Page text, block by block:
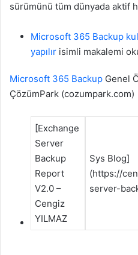
sürümünü tüm dünyada aktif
Microsoft 365 Backup
yapılır isimli makalemi
Microsoft 365 Backup Genel
ÇözümPark (cozumpark.com)
[Exchange
Server
Backup
Report
V2.0 –
Cengiz
YILMAZ
Sys Blog]
(https://
server-